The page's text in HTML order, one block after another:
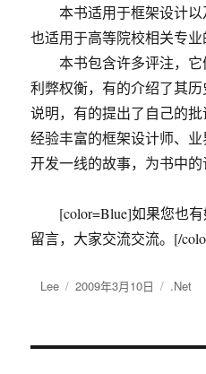
本书适用于框架设计以
也适用于高等院校相关专业
本书包含许多评注，它
利弊权衡，有的介绍了其
说明，有的提出了自己的
经验丰富的框架设计师、
开发一线的故事，为书中的
[color=Blue]如果您也有
留言，大家交流交流。[/
作
Lee
发
2009年3月10日
分
.Net